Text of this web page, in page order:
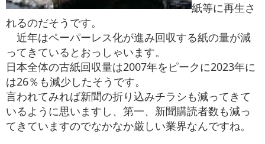
紙等に再生さ
れるのだそうです。
近年はペーパーレス化が進み回収する紙の量が減
ってきているとおっしゃいます。
日本全体の古紙回収量は2007年をピークに2023年に
は26％も減少したそうです。
言われてみれば新聞の折り込みチラシも減ってきて
いるように思いますし、第一、新聞購読者数も減っ
てきていますのでなかなか厳しい業界なんですね。